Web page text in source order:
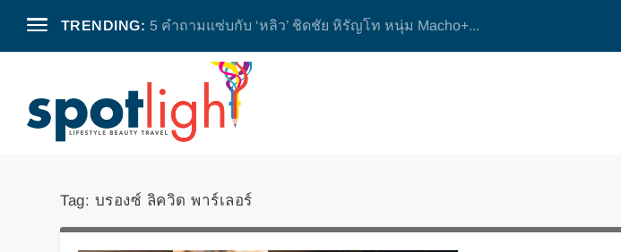
TRENDING: 5 คำถามแซ่บกับ ‘หลิว’ ชิดชัย หิรัญโท หนุ่ม Macho+...
Tag: บรองซ์ ลิควิด พาร์เลอร์